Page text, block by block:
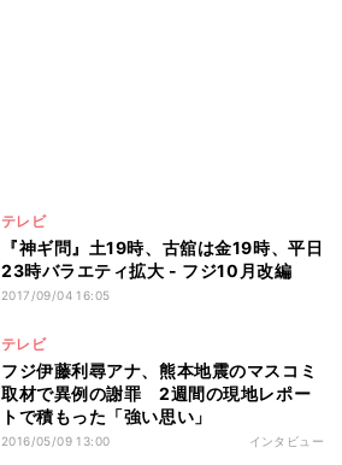
テレビ
『神ギ問』土19時、古舘は金19時、平日
23時バラエティ拡大 - フジ10月改編
2017/09/04 16:05
テレビ
フジ伊藤利尋アナ、熊本地震のマスコミ
取材で異例の謝罪 2週間の現地レポー
トで積もった「強い思い」
2016/05/09 13:00 インタビュー